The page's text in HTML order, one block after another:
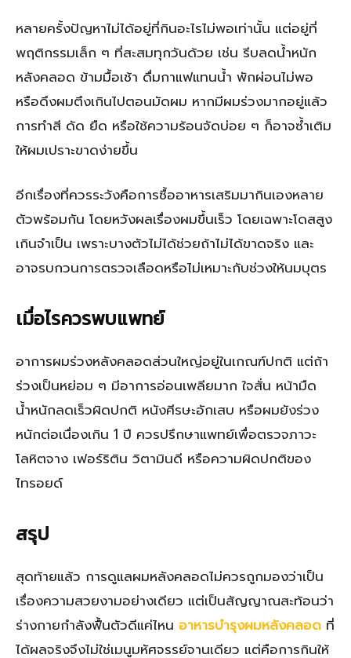
หลายครั้งปัญหาไม่ได้อยู่ที่กินอะไรไม่พอเท่านั้น แต่อยู่ที่
พฤติกรรมเล็ก ๆ ที่สะสมทุกวันด้วย เช่น รีบลดน้ำหนัก
หลังคลอด ข้ามมื้อเช้า ดื่มกาแฟแทนน้ำ พักผ่อนไม่พอ
หรือดึงผมตึงเกินไปตอนมัดผม หากมีผมร่วงมากอยู่แล้ว
การทำสี ดัด ยืด หรือใช้ความร้อนจัดบ่อย ๆ ก็อาจซ้ำเติม
ให้ผมเปราะขาดง่ายขึ้น
อีกเรื่องที่ควรระวังคือการซื้ออาหารเสริมมากินเองหลาย
ตัวพร้อมกัน โดยหวังผลเรื่องผมขึ้นเร็ว โดยเฉพาะโดสสูง
เกินจำเป็น เพราะบางตัวไม่ได้ช่วยถ้าไม่ได้ขาดจริง และ
อาจรบกวนการตรวจเลือดหรือไม่เหมาะกับช่วงให้นมบุตร
เมื่อไรควรพบแพทย์
อาการผมร่วงหลังคลอดส่วนใหญ่อยู่ในเกณฑ์ปกติ แต่ถ้า
ร่วงเป็นหย่อม ๆ มีอาการอ่อนเพลียมาก ใจสั่น หน้ามืด
น้ำหนักลดเร็วผิดปกติ หนังศีรษะอักเสบ หรือผมยังร่วง
หนักต่อเนื่องเกิน 1 ปี ควรปรึกษาแพทย์เพื่อตรวจภาวะ
โลหิตจาง เฟอร์ริติน วิตามินดี หรือความผิดปกติของ
ไทรอยด์
สรุป
สุดท้ายแล้ว การดูแลผมหลังคลอดไม่ควรถูกมองว่าเป็น
เรื่องความสวยงามอย่างเดียว แต่เป็นสัญญาณสะท้อนว่า
ร่างกายกำลังฟื้นตัวดีแค่ไหน อาหารบำรุงผมหลังคลอด ที่
ได้ผลจริงจึงไม่ใช่เมนูมหัศจรรย์จานเดียว แต่คือการกินให้